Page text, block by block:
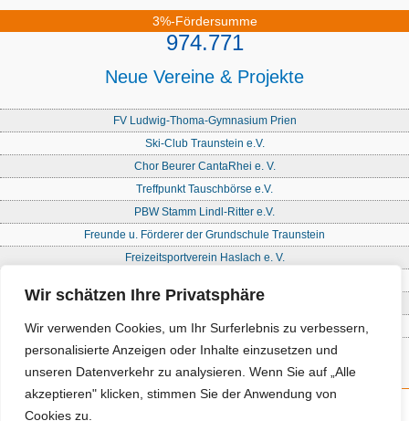
Wir schätzen Ihre Privatsphäre
Wir verwenden Cookies, um Ihr Surferlebnis zu verbessern,
personalisierte Anzeigen oder Inhalte einzusetzen und
unseren Datenverkehr zu analysieren. Wenn Sie auf „Alle
akzeptieren" klicken, stimmen Sie der Anwendung von
Cookies zu.
3%-Fördersumme
974.771
Neue Vereine & Projekte
FV Ludwig-Thoma-Gymnasium Prien
Ski-Club Traunstein e.V.
Chor Beurer CantaRhei e. V.
Treffpunkt Tauschbörse e.V.
PBW Stamm Lindl-Ritter e.V.
Freunde u. Förderer der Grundschule Traunstein
Freizeitsportverein Haslach e. V.
Initiative Nandlstadt Eltern für Kinder e. V.
Reit- und Fahrverein Traunstein e. V